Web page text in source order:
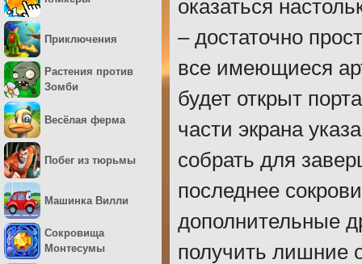
оказаться
– достаточно
все имеющиеся
будет открыт
части экрана
собрать для
последнее
дополнительные
получить лишние
Приключения
Растения против
Зомби
Весёлая ферма
Побег из тюрьмы
Машинка Вилли
Сокровища
Монтесумы